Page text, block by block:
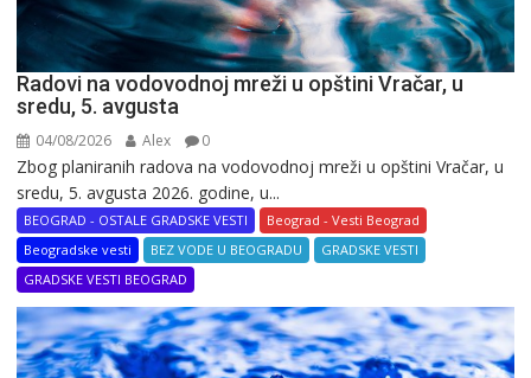
Radovi na vodovodnoj mreži u opštini Vračar, u
sredu, 5. avgusta
04/08/2026 Alex 0
Zbog planiranih radova na vodovodnoj mreži u opštini Vračar, u
sredu, 5. avgusta 2026. godine, u...
BEOGRAD - OSTALE GRADSKE VESTI
Beograd - Vesti Beograd
Beogradske vesti
BEZ VODE U BEOGRADU
GRADSKE VESTI
GRADSKE VESTI BEOGRAD